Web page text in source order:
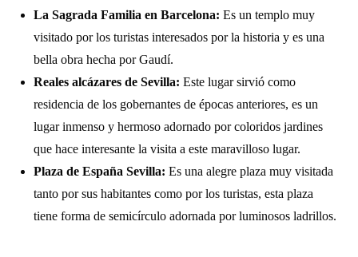
La Sagrada Familia en Barcelona: Es un templo muy
visitado por los turistas interesados por la historia y es una
bella obra hecha por Gaudí.
Reales alcázares de Sevilla: Este lugar sirvió como
residencia de los gobernantes de épocas anteriores, es un
lugar inmenso y hermoso adornado por coloridos jardines
que hace interesante la visita a este maravilloso lugar.
Plaza de España Sevilla: Es una alegre plaza muy visitada
tanto por sus habitantes como por los turistas, esta plaza
tiene forma de semicírculo adornada por luminosos ladrillos.